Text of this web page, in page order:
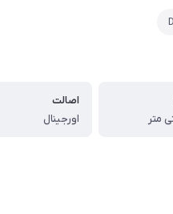
اصالت
اورجینال